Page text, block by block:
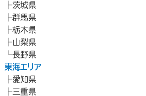
茨城県
群馬県
栃木県
山梨県
長野県
東海エリア
愛知県
三重県